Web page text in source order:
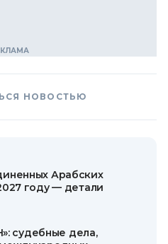
НОВОСТЬЮ
Арабских
году — детали
судебные дела,